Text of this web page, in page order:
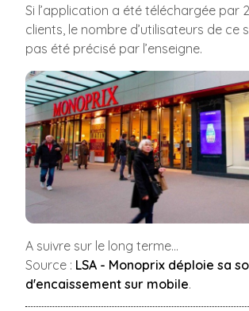
Si l’application a été téléchargée par
clients, le nombre d’utilisateurs de ce
pas été précisé par l’enseigne.
A suivre sur le long terme...
Source : LSA - Monoprix déploie sa
d'encaissement sur mobile.